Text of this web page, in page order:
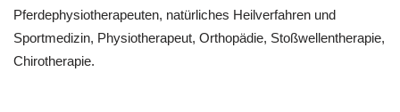
Pferdephysiotherapeuten, natürliches Heilverfahren und
Sportmedizin, Physiotherapeut, Orthopädie, Stoßwellentherapie,
Chirotherapie.